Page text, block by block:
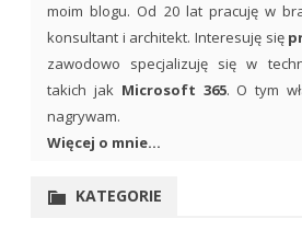
moim blogu. Od 20 lat pracuję w
konsultant i architekt. Interesuję się
zawodowo specjalizuję się w
takich jak Microsoft 365. O tym
nagrywam.
Więcej o mnie...
KATEGORIE